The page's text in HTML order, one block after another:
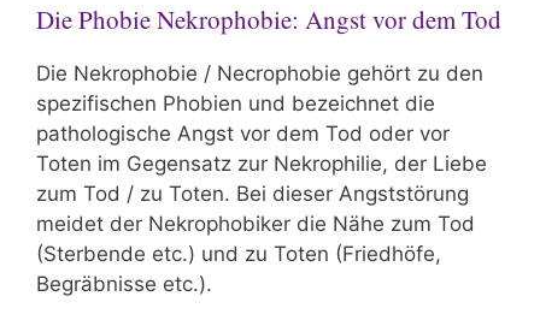
Die Phobie Nekrophobie: Angst vor dem Tod
Die Nekrophobie / Necrophobie gehört zu den
spezifischen Phobien und bezeichnet die
pathologische Angst vor dem Tod oder vor
Toten im Gegensatz zur Nekrophilie, der Liebe
zum Tod / zu Toten. Bei dieser Angststörung
meidet der Nekrophobiker die Nähe zum Tod
(Sterbende etc.) und zu Toten (Friedhöfe,
Begräbnisse etc.).